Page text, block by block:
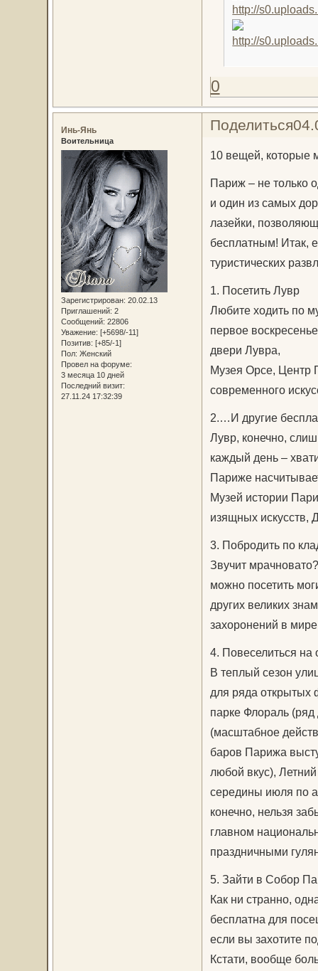
0
Поделиться
Инь-Янь
Воительница
Зарегистрирован: 20.02.13
Приглашений: 2
Сообщений: 22806
Уважение: [+5698/-11]
Позитив: [+85/-1]
Пол: Женский
Провел на форуме:
3 месяца 10 дней
Последний визит:
27.11.24 17:32:39
10 вещей, которые
Париж – не только
и один из самых
лазейки,
бесплатным! Итак,
туристических
1. Посетить Лувр
Любите ходить по
первое
двери Лувра,
Музея Орсе, Центр
современного
2.…И другие
Лувр, конечно,
каждый день –
Париже
Музей истории
изящных искусств,
3. Побродить по
Звучит
можно посетить
других великих
захоронений в
4. Повеселиться на
В теплый сезон
для ряда открытых
парке Флораль
(масштабное
баров Парижа
любой вкус),
середины июля по
конечно, нельзя
главном
праздничными
5. Зайти в Собор
Как ни странно,
бесплатна для
если вы захотите
Кстати, вообще